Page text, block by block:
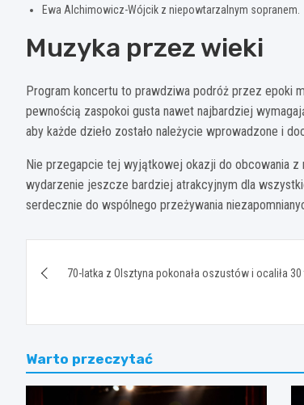
Ewa Alchimowicz-Wójcik z niepowtarzalnym sopranem.
Muzyka przez wieki
Program koncertu to prawdziwa podróż przez epoki
pewnością zaspokoi gusta nawet najbardziej
aby każde dzieło zostało należycie wprowadzone i
Nie przegapcie tej wyjątkowej okazji do obcowania z
wydarzenie jeszcze bardziej atrakcyjnym dla
serdecznie do wspólnego przeżywania
wpisu
70-latka z Olsztyna pokonała oszustów i ocaliła 30
Warto przeczytać